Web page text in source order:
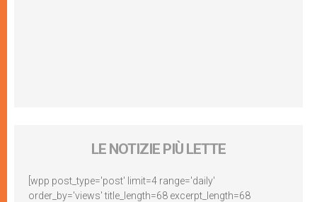
LE NOTIZIE PIÙ LETTE
[wpp post_type='post' limit=4 range='daily'
order_by='views' title_length=68 excerpt_length=68